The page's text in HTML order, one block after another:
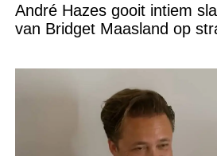
André Hazes gooit intiem
van Bridget Maasland op